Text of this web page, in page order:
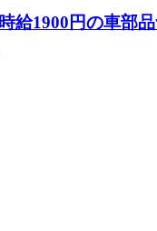
給1900円の車部